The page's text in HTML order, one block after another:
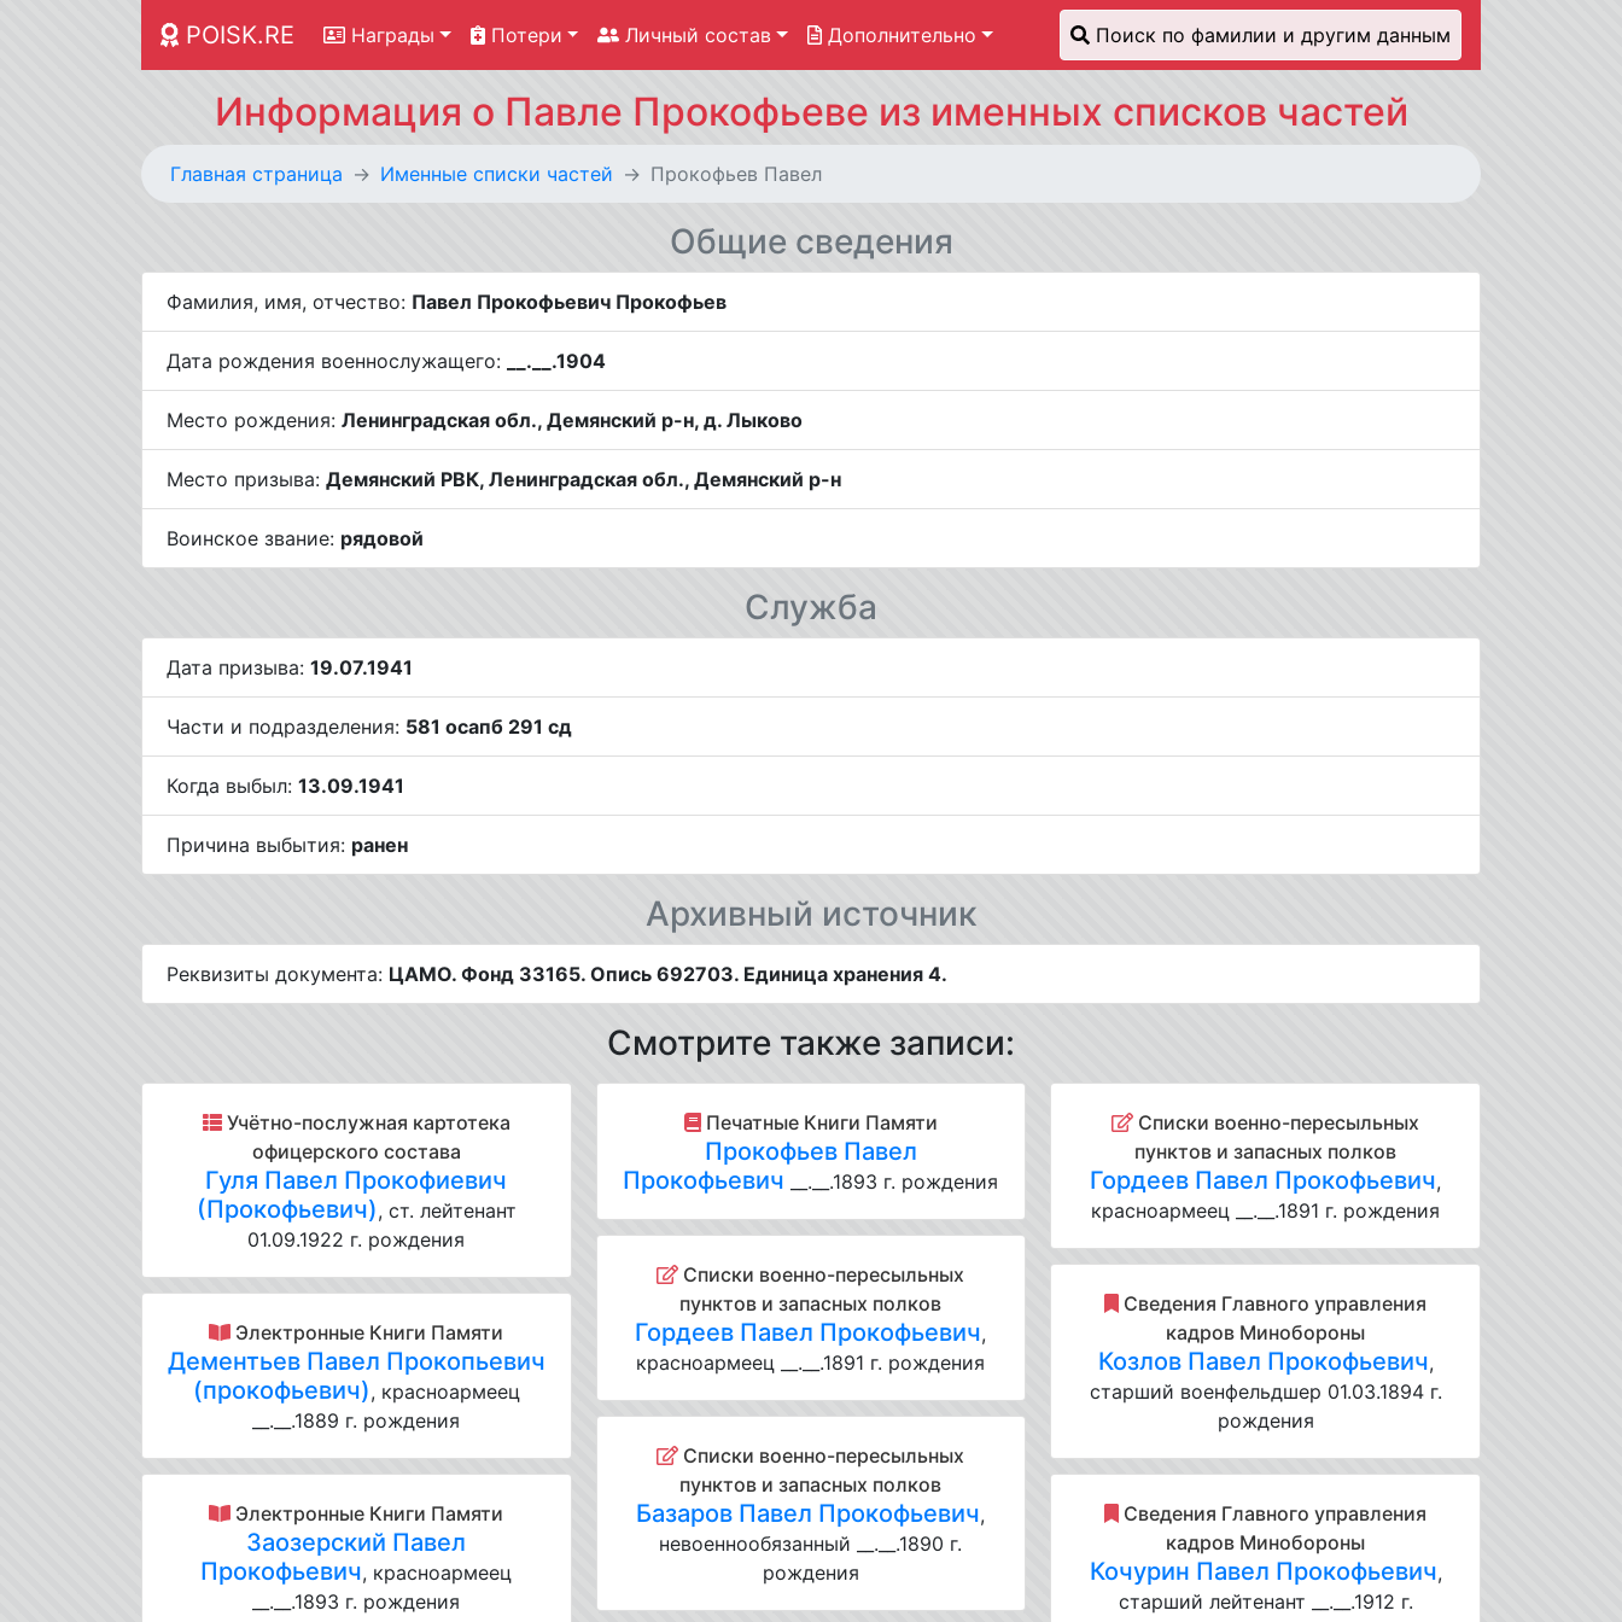
POISK.RE Награды Потери Личный состав Дополнительно Поиск по фамилии и другим данным
Информация о Павле Прокофьеве из именных списков частей
Главная страница Именные списки частей Прокофьев Павел
Общие сведения
Фамилия, имя, отчество: Павел Прокофьевич Прокофьев
Дата рождения военнослужащего: __.__.1904
Место рождения: Ленинградская обл., Демянский р-н, д. Лыково
Место призыва: Демянский РВК, Ленинградская обл., Демянский р-н
Воинское звание: рядовой
Служба
Дата призыва: 19.07.1941
Части и подразделения: 581 осапб 291 сд
Когда выбыл: 13.09.1941
Причина выбытия: ранен
Архивный источник
Реквизиты документа: ЦАМО. Фонд 33165. Опись 692703. Единица хранения 4.
Смотрите также записи:
Учётно-послужная картотека
офицерского состава
Гуля Павел Прокофиевич
(Прокофьевич), ст. лейтенант
01.09.1922 г. рождения
Электронные Книги Памяти
Дементьев Павел Прокопьевич
(прокофьевич), красноармеец
__.__.1889 г. рождения
Электронные Книги Памяти
Заозерский Павел
Прокофьевич, красноармеец
__.__.1893 г. рождения
Печатные Книги Памяти
Прокофьев Павел
Прокофьевич __.__.1893 г. рождения
Списки военно-пересыльных
пунктов и запасных полков
Гордеев Павел Прокофьевич,
красноармеец __.__.1891 г. рождения
Списки военно-пересыльных
пунктов и запасных полков
Базаров Павел Прокофьевич,
невоеннообязанный __.__.1890 г.
рождения
Списки военно-пересыльных
пунктов и запасных полков
Гордеев Павел Прокофьевич,
красноармеец __.__.1891 г. рождения
Cведения Главного управления
кадров Минобороны
Козлов Павел Прокофьевич,
старший военфельдшер 01.03.1894 г.
рождения
Cведения Главного управления
кадров Минобороны
Кочурин Павел Прокофьевич,
старший лейтенант __.__.1912 г.